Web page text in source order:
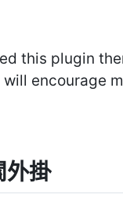
this plugin
encourage
外掛